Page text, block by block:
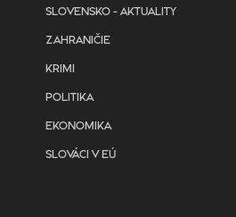
SLOVENSKO - AKTUALITY
ZAHRANIČIE
KRIMI
POLITIKA
EKONOMIKA
SLOVÁCI V EÚ